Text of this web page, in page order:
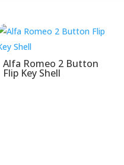
Alfa Romeo 2 Button
Flip Key Shell